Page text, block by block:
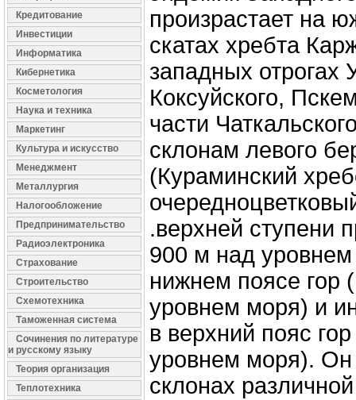
Кредитование
Инвестиции
Информатика
Кибернетика
Косметология
Наука и техника
Маркетинг
Культура и искусство
Менеджмент
Металлургия
Налогообложение
Предпринимательство
Радиоэлектроника
Страхование
Строительство
Схемотехника
Таможенная система
Сочинения по литературе
и русскому языку
Теория организация
Теплотехника
произрастает на
скатах хребта
западных отрогах
Коксуйского,
части
склонам левого
(Кураминский
.верхней ступени
900 м над
нижнем поясе
уровнем моря) и
в верхний пояс
уровнем моря). Он
склонах